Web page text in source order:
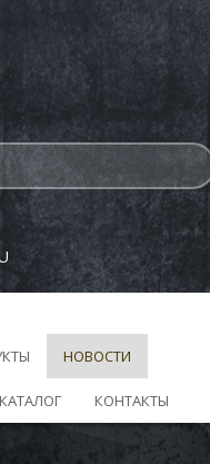
НОВОСТИ
КАТАЛОГ КОНТАКТЫ